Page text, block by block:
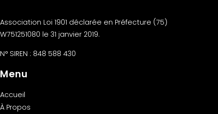
Association Loi 1901 déclarée en Préfecture (75)
W751251080 le 31 janvier 2019.
N° SIREN : 848 588 430
Menu
Accueil
À Propos